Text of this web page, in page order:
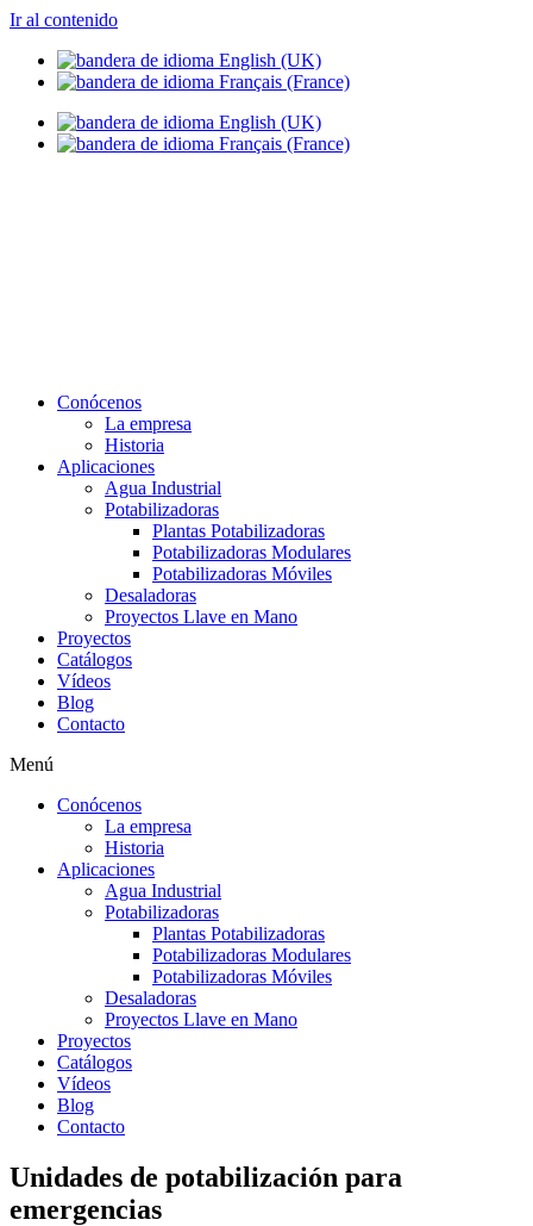
Ir al contenido
Conócenos
La empresa
Historia
Aplicaciones
Agua Industrial
Potabilizadoras
Plantas Potabilizadoras
Potabilizadoras Modulares
Potabilizadoras Móviles
Desaladoras
Proyectos Llave en Mano
Proyectos
Catálogos
Vídeos
Blog
Contacto
Menú
Conócenos
La empresa
Historia
Aplicaciones
Agua Industrial
Potabilizadoras
Plantas Potabilizadoras
Potabilizadoras Modulares
Potabilizadoras Móviles
Desaladoras
Proyectos Llave en Mano
Proyectos
Catálogos
Vídeos
Blog
Contacto
Unidades de potabilización para
emergencias